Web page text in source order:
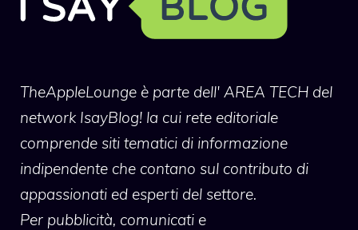
TheAppleLounge è parte dell' AREA TECH del
network IsayBlog! la cui rete editoriale
comprende siti tematici di informazione
indipendente che contano sul contributo di
appassionati ed esperti del settore.
Per pubblicità, comunicati e